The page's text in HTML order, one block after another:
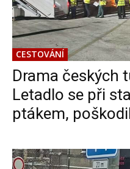
CESTOVÁNÍ
Drama českých
Letadlo se při
ptákem,